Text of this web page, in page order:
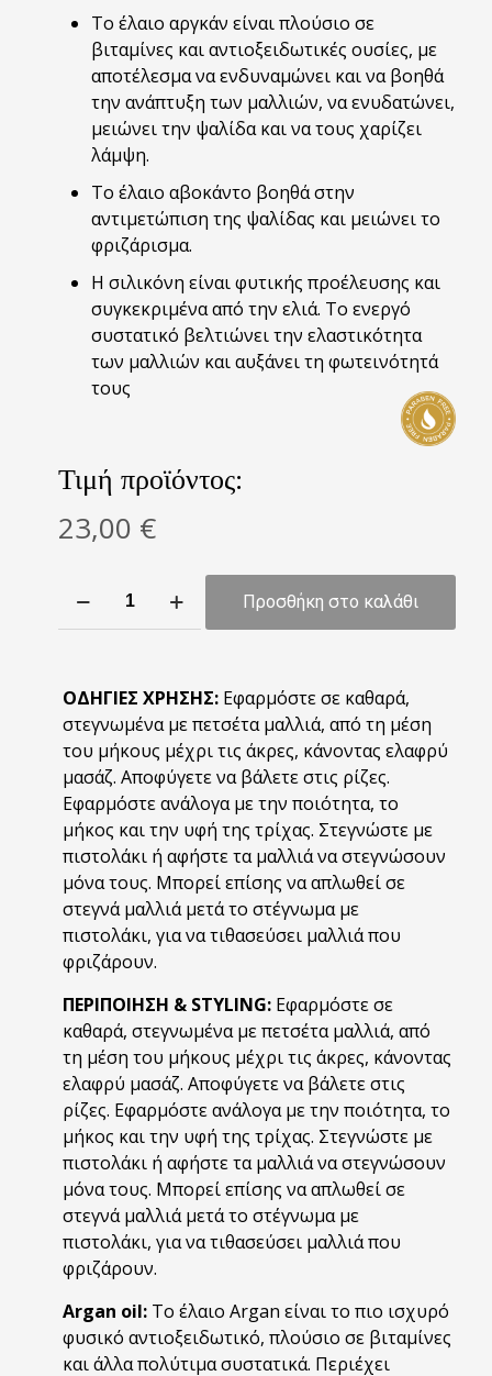
Το έλαιο αργκάν είναι πλούσιο σε
βιταμίνες και αντιοξειδωτικές ουσίες, με
αποτέλεσμα να ενδυναμώνει και να βοηθά
την ανάπτυξη των μαλλιών, να ενυδατώνει,
μειώνει την ψαλίδα και να τους χαρίζει
λάμψη.
Το έλαιο αβοκάντο βοηθά στην
αντιμετώπιση της ψαλίδας και μειώνει το
φριζάρισμα.
Η σιλικόνη είναι φυτικής προέλευσης και
συγκεκριμένα από την ελιά. Το ενεργό
συστατικό βελτιώνει την ελαστικότητα
των μαλλιών και αυξάνει τη φωτεινότητά
τους
Τιμή προϊόντος:
23,00 €
με
έλαια
Argan,
Avocado
και
Σιλικόνη
ποσότητα
Προσθήκη στο καλάθι
ΟΔΗΓΙΕΣ ΧΡΗΣΗΣ: Εφαρμόστε σε καθαρά,
στεγνωμένα με πετσέτα μαλλιά, από τη μέση
του μήκους μέχρι τις άκρες, κάνοντας ελαφρύ
μασάζ. Αποφύγετε να βάλετε στις ρίζες.
Εφαρμόστε ανάλογα με την ποιότητα, το
μήκος και την υφή της τρίχας. Στεγνώστε με
πιστολάκι ή αφήστε τα μαλλιά να στεγνώσουν
μόνα τους. Μπορεί επίσης να απλωθεί σε
στεγνά μαλλιά μετά το στέγνωμα με
πιστολάκι, για να τιθασεύσει μαλλιά που
φριζάρουν.
ΠΕΡΙΠΟΙΗΣΗ & STYLING: Εφαρμόστε σε
καθαρά, στεγνωμένα με πετσέτα μαλλιά, από
τη μέση του μήκους μέχρι τις άκρες, κάνοντας
ελαφρύ μασάζ. Αποφύγετε να βάλετε στις
ρίζες. Εφαρμόστε ανάλογα με την ποιότητα, το
μήκος και την υφή της τρίχας. Στεγνώστε με
πιστολάκι ή αφήστε τα μαλλιά να στεγνώσουν
μόνα τους. Μπορεί επίσης να απλωθεί σε
στεγνά μαλλιά μετά το στέγνωμα με
πιστολάκι, για να τιθασεύσει μαλλιά που
φριζάρουν.
Argan oil:Το έλαιο Argan είναι το πιο ισχυρό
φυσικό αντιοξειδωτικό, πλούσιο σε βιταμίνες
και άλλα πολύτιμα συστατικά. Περιέχει